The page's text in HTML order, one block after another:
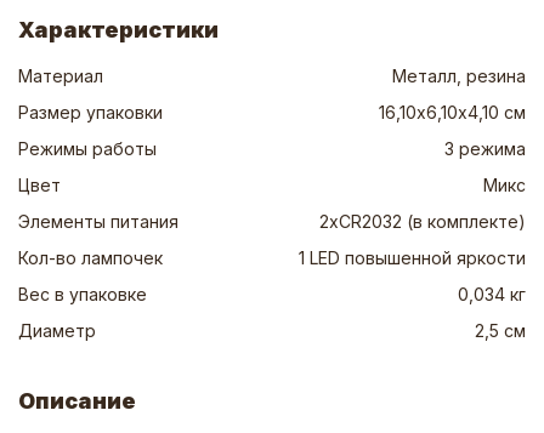
Характеристики
Материал
Металл, резина
Размер упаковки
16,10х6,10х4,10 см
Режимы работы
3 режима
Цвет
Микс
Элементы питания
2хCR2032 (в комплекте)
Кол-во лампочек
1 LED повышенной яркости
Вес в упаковке
0,034 кг
Диаметр
2,5 см
Описание